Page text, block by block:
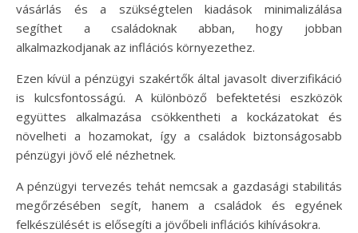
vásárlás és a szükségtelen kiadások minimalizálása
segíthet a családoknak abban, hogy jobban
alkalmazkodjanak az inflációs környezethez.
Ezen kívül a pénzügyi szakértők által javasolt diverzifikáció
is kulcsfontosságú. A különböző befektetési eszközök
együttes alkalmazása csökkentheti a kockázatokat és
növelheti a hozamokat, így a családok biztonságosabb
pénzügyi jövő elé nézhetnek.
A pénzügyi tervezés tehát nemcsak a gazdasági stabilitás
megőrzésében segít, hanem a családok és egyének
felkészülését is elősegíti a jövőbeli inflációs kihívásokra.